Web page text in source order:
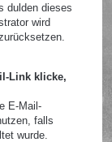
dulden dieses
wird
Link klicke,
E-Mail-
falls
wurde.